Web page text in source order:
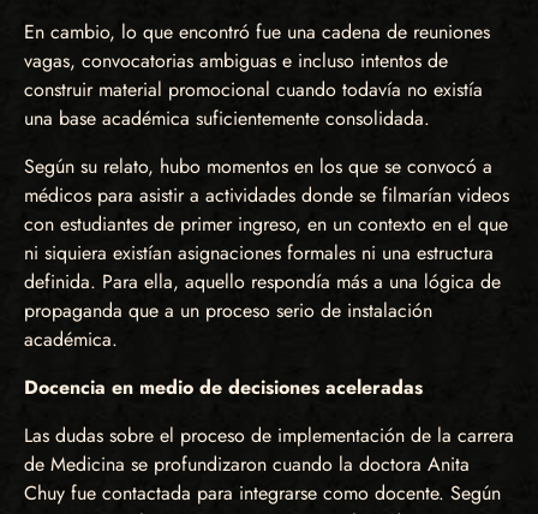
En cambio, lo que encontró fue una cadena de reuniones
vagas, convocatorias ambiguas e incluso intentos de
construir material promocional cuando todavía no existía
una base académica suficientemente consolidada.
Según su relato, hubo momentos en los que se convocó a
médicos para asistir a actividades donde se filmarían videos
con estudiantes de primer ingreso, en un contexto en el que
ni siquiera existían asignaciones formales ni una estructura
definida. Para ella, aquello respondía más a una lógica de
propaganda que a un proceso serio de instalación
académica.
Docencia en medio de decisiones aceleradas
Las dudas sobre el proceso de implementación de la carrera
de Medicina se profundizaron cuando la doctora Anita
Chuy fue contactada para integrarse como docente. Según